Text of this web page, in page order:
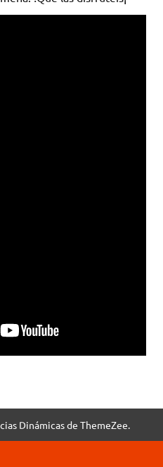
Dinámicas de ThemeZee.